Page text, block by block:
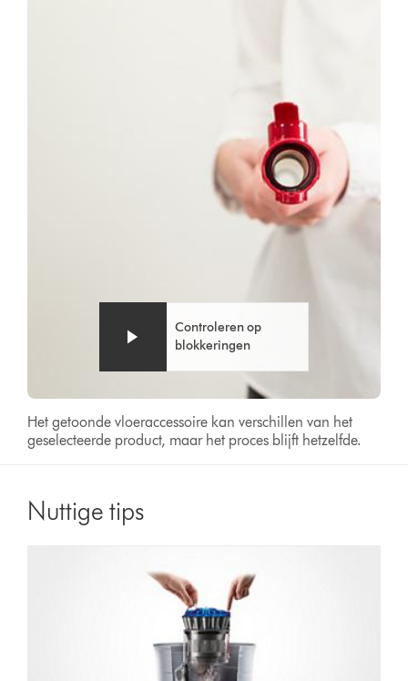
Controleren op
blokkeringen
Het getoonde vloeraccessoire kan verschillen van het
geselecteerde product, maar het proces blijft hetzelfde.
Nuttige tips